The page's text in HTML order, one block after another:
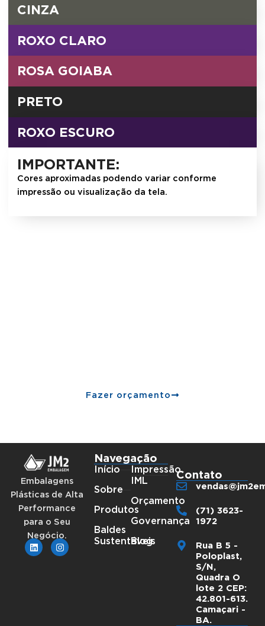
CINZA
ROXO CLARO
ROSA GOIABA
PRETO
ROXO ESCURO
IMPORTANTE:
Cores aproximadas podendo variar conforme
impressão ou visualização da tela.
Fazer orçamento
Embalagens
Plásticas de Alta
Performance
para o Seu
Negócio.
Navegação
Início
Sobre
Produtos
Baldes
Sustentáveis
Impressão
IML
Orçamento
Governança
Blog
Contato
(71) 3623-
1972
Rua B 5 -
Poloplast,
S/N,
Quadra O
lote 2 CEP:
42.801-613.
Camaçari -
BA.